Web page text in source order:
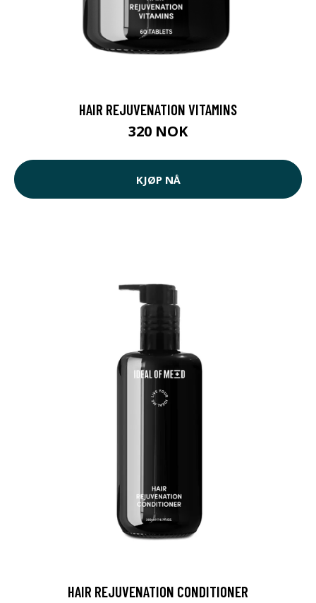
HAIR REJUVENATION VITAMINS
320 NOK
KJØP NÅ
HAIR REJUVENATION CONDITIONER